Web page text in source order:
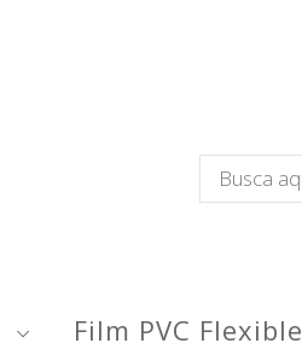
Film PVC Flexible